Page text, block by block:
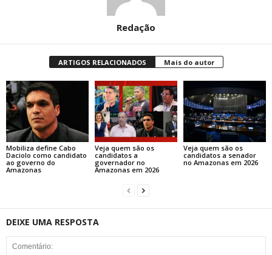
Redação
ARTIGOS RELACIONADOS Mais do autor
Mobiliza define Cabo
Daciolo como candidato
ao governo do
Amazonas
Veja quem são os
candidatos a
governador no
Amazonas em 2026
Veja quem são os
candidatos a senador
no Amazonas em 2026
DEIXE UMA RESPOSTA